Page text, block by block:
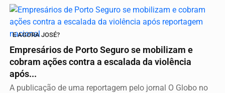
E AGORA JOSÉ?
Empresários de Porto Seguro se mobilizam e
cobram ações contra a escalada da violência
após...
A publicação de uma reportagem pelo jornal O Globo no